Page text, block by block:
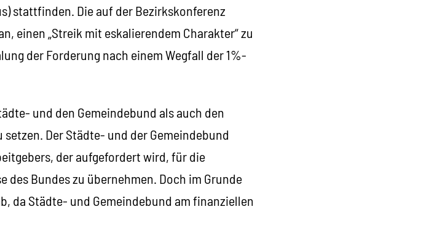
stattfinden. Die auf der Bezirkskonferenz
einen „Streik mit eskalierendem Charakter“ zu
der Forderung nach einem Wegfall der 1%-
und den Gemeindebund als auch den
Der Städte- und der Gemeindebund
der aufgefordert wird, für die
des Bundes zu übernehmen. Doch im Grunde
da Städte- und Gemeindebund am finanziellen